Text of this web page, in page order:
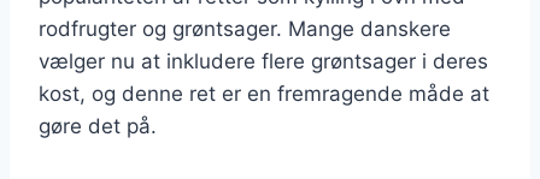
rodfrugter og grøntsager. Mange danskere
vælger nu at inkludere flere grøntsager i deres
kost, og denne ret er en fremragende måde at
gøre det på.